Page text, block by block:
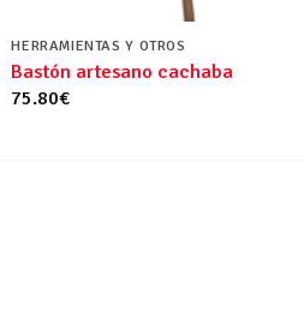
HERRAMIENTAS Y OTROS
Bastón artesano cachaba
75.80€